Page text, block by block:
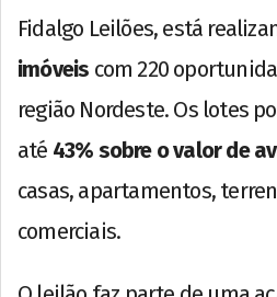
Fidalgo Leilões, está
imóveis com 220
região Nordeste. Os lotes
até 43% sobre o valor de
casas, apartamentos,
comerciais.